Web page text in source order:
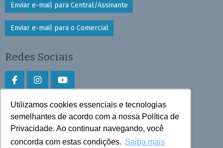
Utilizamos cookies essenciais e tecnologias
semelhantes de acordo com a nossa Política de
Privacidade. Ao continuar navegando, você
concorda com estas condições. Saiba mais
Enviar e-mail para Central/Assinante
Enviar e-mail para o Comercial
Redes Sociais
Faça download do aplicativo
Play Store e App Store